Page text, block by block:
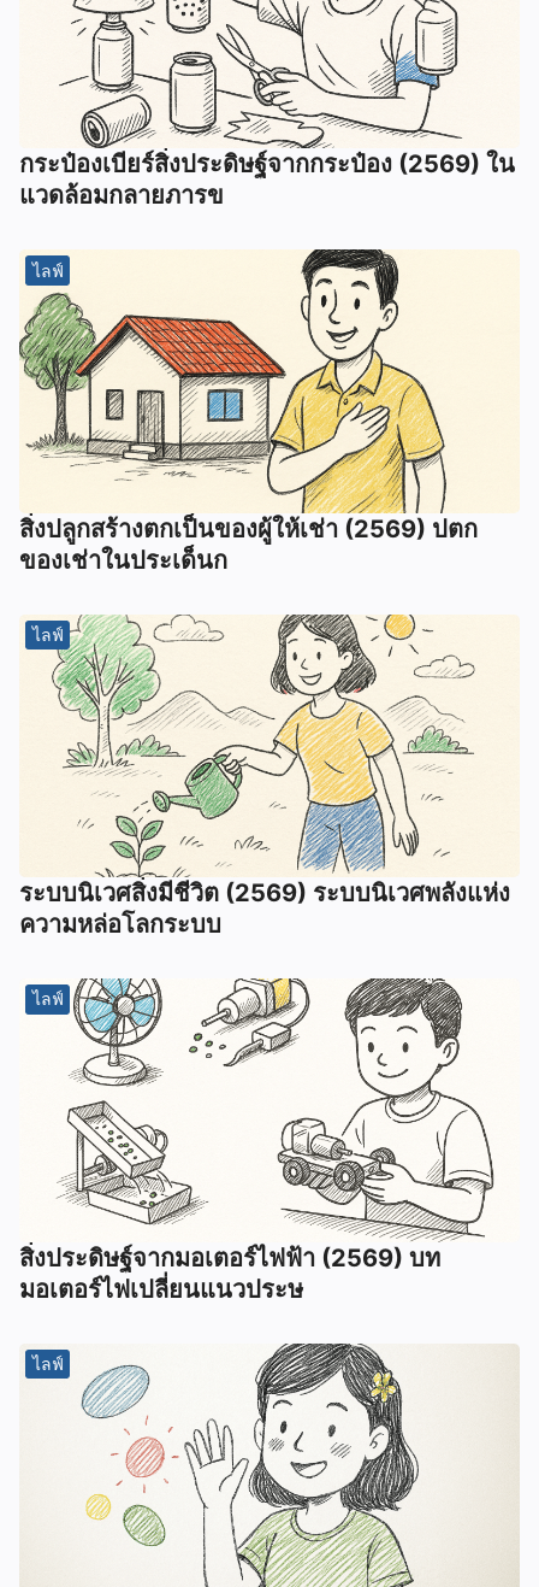
กระป๋องเบียร์สิ่งประดิษฐ์จากกระป๋อง (2569) ใน
แวดล้อมกลายภารข
ไลฟ์
สิ่งปลูกสร้างตกเป็นของผู้ให้เช่า (2569) ปตก
ของเช่าในประเด็นก
ไลฟ์
ระบบนิเวศสิ่งมีชีวิต (2569) ระบบนิเวศพลังแห่ง
ความหล่อโลกระบบ
ไลฟ์
สิ่งประดิษฐ์จากมอเตอร์ไฟฟ้า (2569) บท
มอเตอร์ไฟเปลี่ยนแนวประษ
ไลฟ์